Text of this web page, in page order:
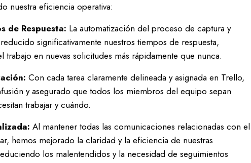
nuestra eficiencia operativa:
de Respuesta: La automatización del proceso de captura y
significativamente nuestros tiempos de respuesta,
en nuevas solicitudes más rápidamente que nunca.
Con cada tarea claramente delineada y asignada en Trello,
y asegurado que todos los miembros del equipo sepan
trabajar y cuándo.
Al mantener todas las comunicaciones relacionadas con el
hemos mejorado la claridad y la eficiencia de nuestras
los malentendidos y la necesidad de seguimientos